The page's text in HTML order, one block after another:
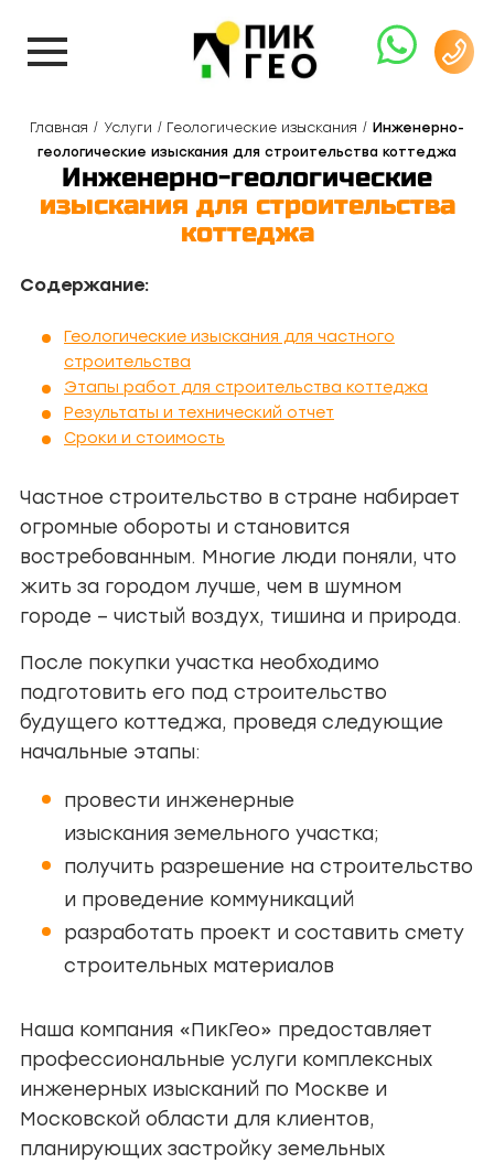
Главная Услуги Геологические изыскания
Инженерно-
геологические изыскания для строительства коттеджа
Инженерно-геологические
изыскания для строительства
коттеджа
Содержание:
Геологические изыскания для частного
строительства
Этапы работ для строительства коттеджа
Результаты и технический отчет
Сроки и стоимость
Частное строительство в стране набирает
огромные обороты и становится
востребованным. Многие люди поняли, что
жить за городом лучше, чем в шумном
городе – чистый воздух, тишина и природа.
После покупки участка необходимо
подготовить его под строительство
будущего коттеджа, проведя следующие
начальные этапы:
провести инженерные
изыскания земельного участка;
получить разрешение на строительство
и проведение коммуникаций
разработать проект и составить смету
строительных материалов
Наша компания «ПикГео» предоставляет
профессиональные услуги комплексных
инженерных изысканий по Москве и
Московской области для клиентов,
планирующих застройку земельных